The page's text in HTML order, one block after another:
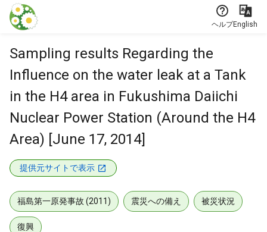
本文に飛ぶ
ヘルプEnglish
Sampling results Regarding the
Influence on the water leak at a Tank
in the H4 area in Fukushima Daiichi
Nuclear Power Station (Around the H4
Area) [June 17, 2014]
提供元サイトで表示
福島第一原発事故 (2011) 震災への備え 被災状況
復興